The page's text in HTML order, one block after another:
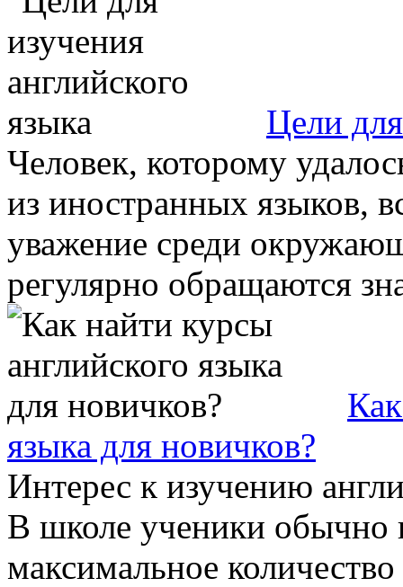
Цели
Человек, которому
из иностранных языков,
уважение среди
регулярно обращаются
языка для новичков?
Интерес к изучению
В школе ученики обычно
максимальное